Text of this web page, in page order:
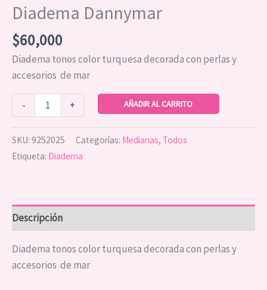
Diadema Dannymar
$60,000
Diadema tonos color turquesa decorada con perlas y
accesorios de mar
- + AÑADIR AL CARRITO
SKU: 9252025 Categorías: Medianas, Todos
Etiqueta: Diadema
Descripción
Diadema tonos color turquesa decorada con perlas y
accesorios de mar